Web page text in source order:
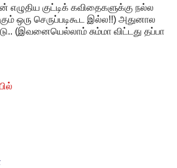
எழுதிய குட்டிக் கவிதைகளுக்கு நல்ல
ஒரு செருப்படிகூட இல்ல!!) அதுனால
(இவனையெல்லாம் சும்மா விட்டது தப்பா